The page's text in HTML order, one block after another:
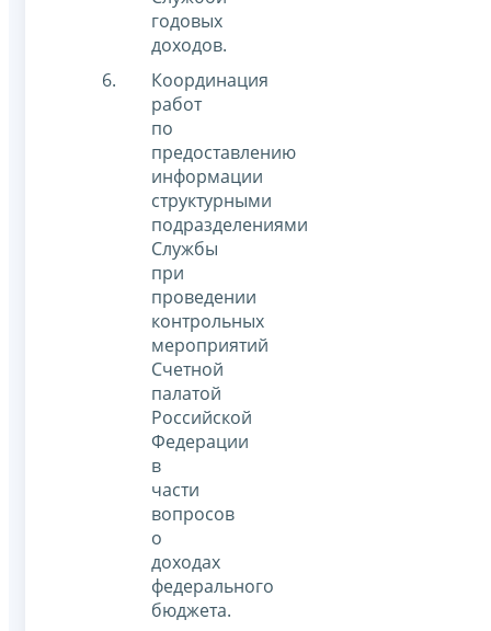
годовых
доходов.
Координация
работ
по
предоставлению
информации
структурными
подразделениями
Службы
при
проведении
контрольных
мероприятий
Счетной
палатой
Российской
Федерации
в
части
вопросов
о
доходах
федерального
бюджета.